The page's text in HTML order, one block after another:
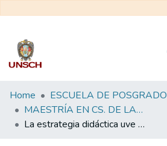
Communities
&
Collections
Home
ESCUELA DE POSGRADO
MAESTRÍA EN CS. DE LA EDUCACIÓN - ESTRATEGIAS DE ENSEÑANZA, APRENDIZAJE Y EVALUACIÓN
La estrategia didáctica uve heuristica y su efecto en el aprendizaje de los estudiantes de 6to. Grado de Primaria, en el área ciencia y ambiente de la Institución Educativa José A. Quiñones Gonzales, San Juan Bautista - Ayacucho 2008